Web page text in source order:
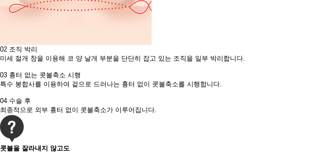
02 조직 박리
미세 절개 창을 이용해 코 양 날개 부분을 단단히 잡고 있는 조직을 일부 박리합니다.
03 흉터 없는 콧볼축소 시행
특수 봉합사를 이용하여 겉으로 드러나는 흉터 없이 콧볼축소를 시행합니다.
04 수술 후
최종적으로 외부 흉터 없이 콧볼축소가 이루어집니다.​
콧볼을 잘라내지 않고도